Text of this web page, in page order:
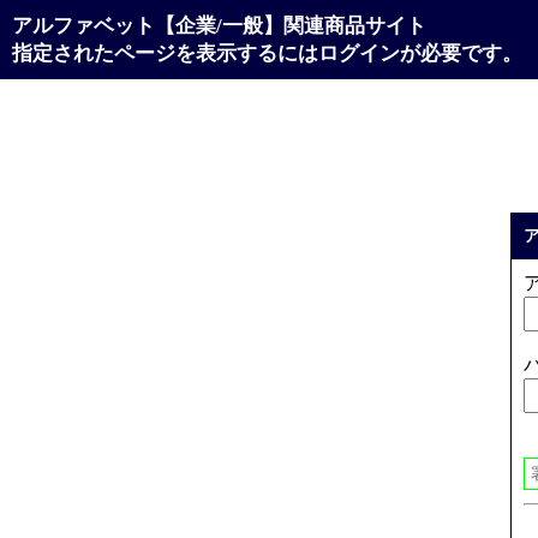
アルファベット【企業/一般】関連商品サイト
指定されたページを表示するにはログインが必要です。